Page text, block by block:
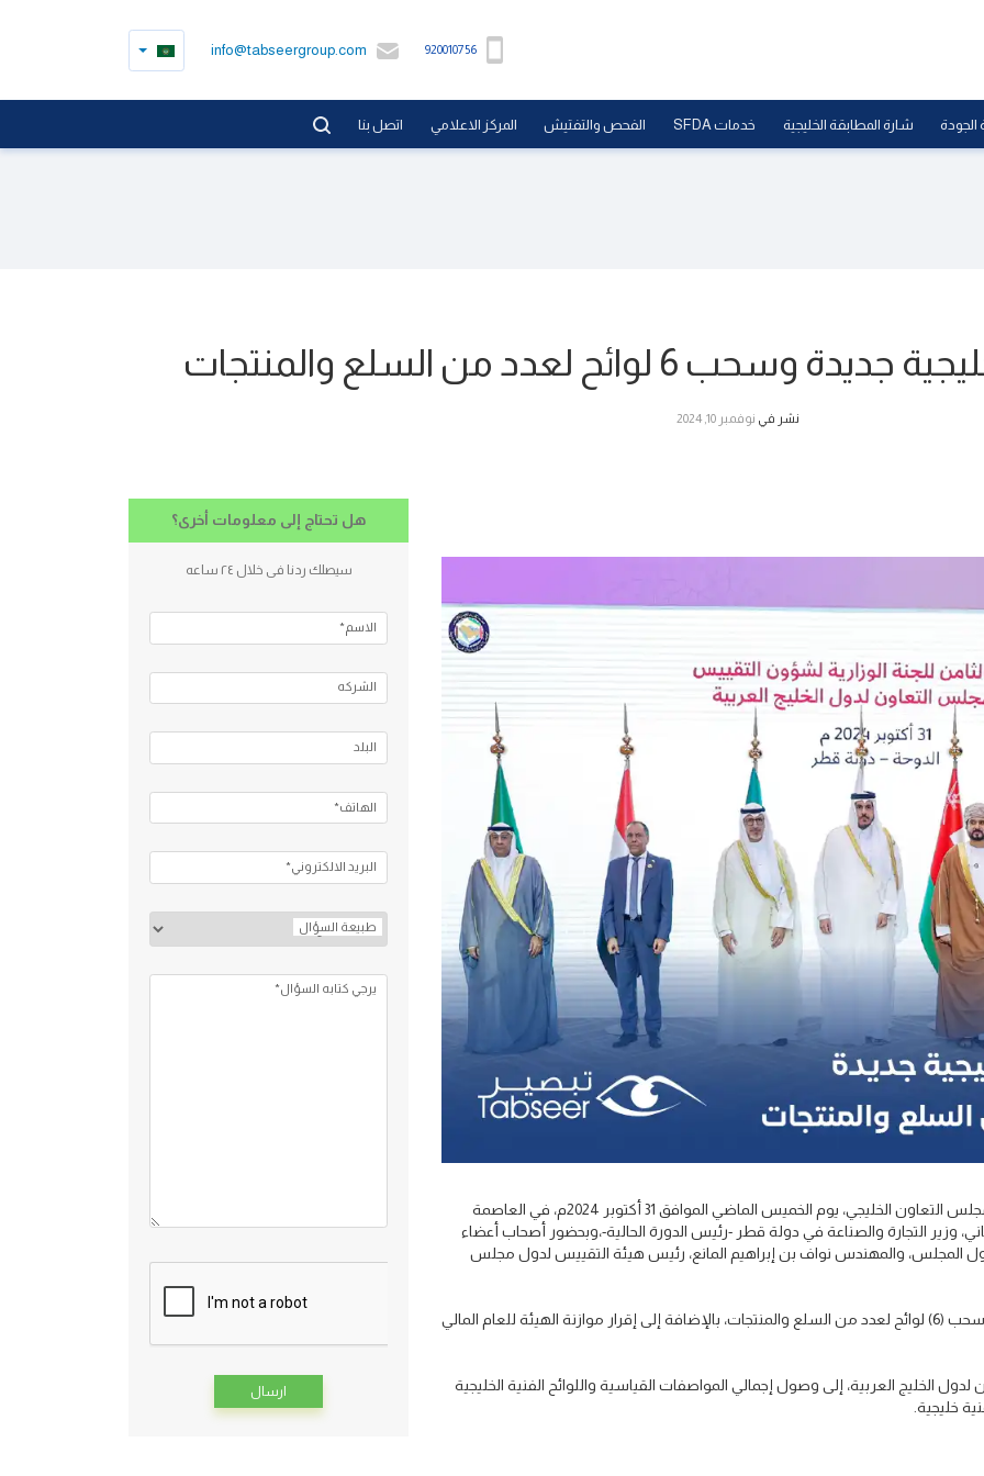
920010756
info@tabseergroup.com
الجودة شارة المطابقة الخليجية خدمات SFDA الفحص والتفتيش المركز الاعلامي اتصل بنا
نشر في نوفمبر 10, 2024
عُقد الاجتماع الثامن للجنة الوزارية لشؤون التقييس لدول مجلس التعاون الخليجي، يوم الخميس الماضي الموافق 31 أكتوبر 2024م، في العاصمة
وزير التجارة والصناعة في دولة قطر -رئيس الدورة الحالية-،وبحضور أصحاب أعضاء
المجلس، والمهندس نواف بن إبراهيم المانع، رئيس هيئة التقييس لدول مجلس
وتم خلال الاجتماع اعتماد نحو (10) لوائح فنية خليجية جديدة وسحب (6) لوائح لعدد من السلع والمنتجات، بالإضافة إلى إقرار موازنة الهيئة للعام المالي
الخليج العربية، إلى وصول إجمالي المواصفات القياسية واللوائح الفنية الخليجية
هل تحتاج إلى معلومات أخرى؟
سيصلك ردنا فى خلال ٢٤ ساعه
الاسم*
الشركه
البلد
الهاتف*
البريد الالكتروني*
طبيعة السؤال
يرجي كتابه السؤال*